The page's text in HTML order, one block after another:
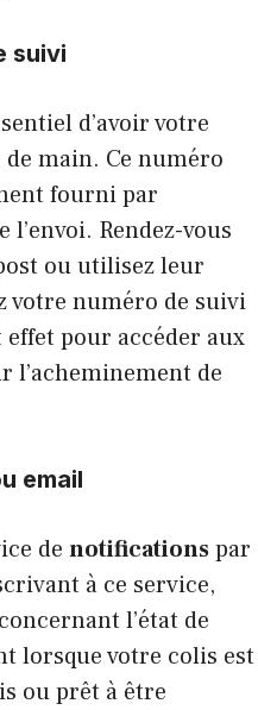
suivi
d’avoir votre
de main. Ce numéro
fourni par
Rendez-vous
ou utilisez leur
votre numéro de suivi
pour accéder aux
l’acheminement de
email
de notificationspar
à ce service,
l’état de
lorsque votre colis est
ou prêt à être